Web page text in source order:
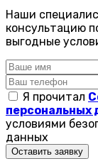
Наши
консультацию
выгодные
Я прочитал
персональных
условиями
данных
Оставить заявку